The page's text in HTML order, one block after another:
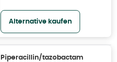
Alternative kaufen
Piperacillin/tazobactam